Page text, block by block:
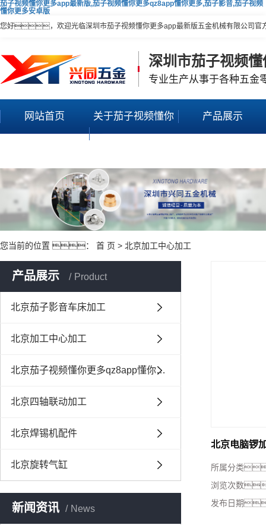
茄子视频懂你更多app最新版,茄子视频懂你更多qz8app懂你更多,茄子影音,茄子视频
懂你更多安卓版
您好，欢迎光临深圳市茄子视频懂你更多app最新版五金机械有限公司
深圳市茄子视频
专业生产从事于各种五金
网站首页 关于茄子视频懂你 产品展示
您当前的位置 ： 首 页 > 北京加工中心加工
产品展示 Product
北京茄子影音车床加工
北京加工中心加工
北京茄子视频懂你更多qz8app懂你更多联动加工
北京四轴联动加工
北京焊锡机配件
北京旋转气缸
新闻资讯 News
北京电脑锣
所属分类
浏览次数
发布日期